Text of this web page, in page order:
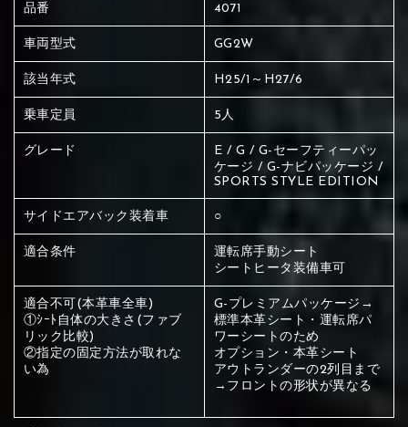
赤く塗られている場所を選択
ください
メイン生地は下記16種類からご選択ください。
赤く塗られている部分にカラ
ー選択ください
品番 4071
車両型式 GG2W
該当年式 H25/1～H27/6
乗車定員 5人
グレード
E / G / G-セーフティーパッ
ケージ / G-ナビパッケージ /
SPORTS STYLE EDITION
サイドエアバック装着車 ○
適合条件
運転席手動シート
シートヒータ装備車可
適合不可(本革車全車)
①ｼｰﾄ自体の大きさ(ファブ
リック比較)
②指定の固定方法が取れな
い為
G-プレミアムパッケージ→
標準本革シート・運転席パ
ワーシートのため
オプション・本革シート
アウトランダーの2列目まで
→フロントの形状が異なる